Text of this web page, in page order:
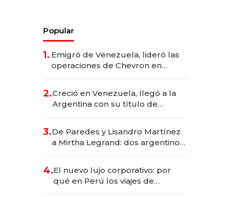
Popular
1. Emigró de Venezuela, lideró las
operaciones de Chevron en
2.Creció en Venezuela, llegó a la
Argentina con su título de
las marcas "fast premium"
3.De Paredes y Lisandro Martínez
a Mirtha Legrand: dos argentinos
4.El nuevo lujo corporativo: por
qué en Perú los viajes de